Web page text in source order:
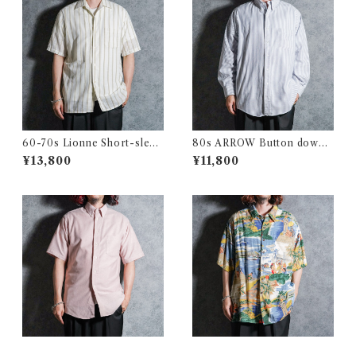
60-70s Lionne Short-sleev
e Stripe Shirts フランス製 半
袖 ストライプ シャツ
¥13,800
80s ARROW Button down
Oxford Shirts アロー ボタン
ダウン オックスフォード シャ
¥11,800